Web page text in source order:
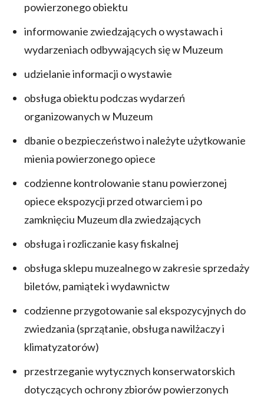
powierzonego obiektu
informowanie zwiedzających o wystawach i
wydarzeniach odbywających się w Muzeum
udzielanie informacji o wystawie
obsługa obiektu podczas wydarzeń
organizowanych w Muzeum
dbanie o bezpieczeństwo i należyte użytkowanie
mienia powierzonego opiece
codzienne kontrolowanie stanu powierzonej
opiece ekspozycji przed otwarciem i po
zamknięciu Muzeum dla zwiedzających
obsługa i rozliczanie kasy fiskalnej
obsługa sklepu muzealnego w zakresie sprzedaży
biletów, pamiątek i wydawnictw
codzienne przygotowanie sal ekspozycyjnych do
zwiedzania (sprzątanie, obsługa nawilżaczy i
klimatyzatorów)
przestrzeganie wytycznych konserwatorskich
dotyczących ochrony zbiorów powierzonych